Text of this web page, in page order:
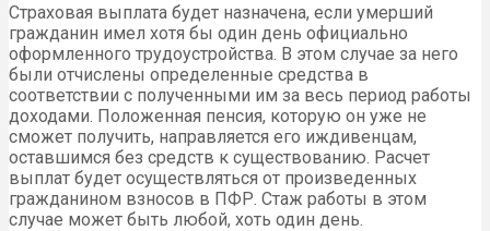
Страховая выплата будет назначена, если умерший
гражданин имел хотя бы один день официально
оформленного трудоустройства. В этом случае за него
были отчислены определенные средства в
соответствии с полученными им за весь период работы
доходами. Положенная пенсия, которую он уже не
сможет получить, направляется его иждивенцам,
оставшимся без средств к существованию. Расчет
выплат будет осуществляться от произведенных
гражданином взносов в ПФР. Стаж работы в этом
случае может быть любой, хоть один день.